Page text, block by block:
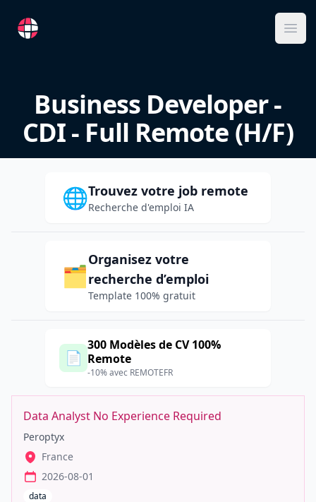
RemoteFR
Business Developer -
CDI - Full Remote (H/F)
🌐Trouvez votre job remote
Recherche d'emploi IA
🗂️
Organisez votre
recherche d’emploi
Template 100% gratuit
📄
300 Modèles de CV 100%
Remote
-10% avec REMOTEFR
Data Analyst No Experience Required
Peroptyx
France
2026-08-01
data